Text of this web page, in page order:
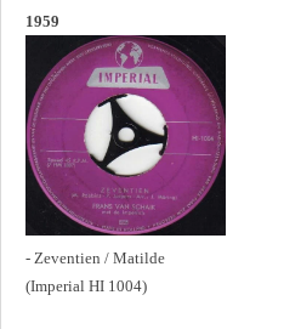
1959
- Zeventien / Matilde
(Imperial HI 1004)